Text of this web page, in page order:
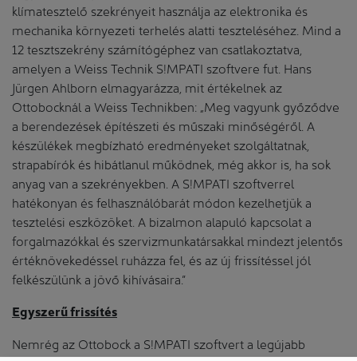
klímatesztelő szekrényeit használja az elektronika és
mechanika környezeti terhelés alatti teszteléséhez. Mind a
12 tesztszekrény számítógéphez van csatlakoztatva,
amelyen a Weiss Technik S!MPATI szoftvere fut. Hans
Jürgen Ahlborn elmagyarázza, mit értékelnek az
Ottobocknál a Weiss Technikben: „Meg vagyunk győződve
a berendezések építészeti és műszaki minőségéről. A
készülékek megbízható eredményeket szolgáltatnak,
strapabírók és hibátlanul működnek, még akkor is, ha sok
anyag van a szekrényekben. A S!MPATI szoftverrel
hatékonyan és felhasználóbarát módon kezelhetjük a
tesztelési eszközöket. A bizalmon alapuló kapcsolat a
forgalmazókkal és szervizmunkatársakkal mindezt jelentős
értéknövekedéssel ruházza fel, és az új frissítéssel jól
felkészülünk a jövő kihívásaira.”
Egyszerű frissítés
Nemrég az Ottobock a S!MPATI szoftvert a legújabb